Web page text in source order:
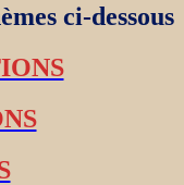
ci-dessous